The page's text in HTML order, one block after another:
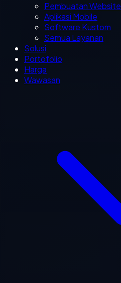
Pembuatan Website
Aplikasi Mobile
Software Kustom
Semua Layanan
Solusi
Portofolio
Harga
Wawasan